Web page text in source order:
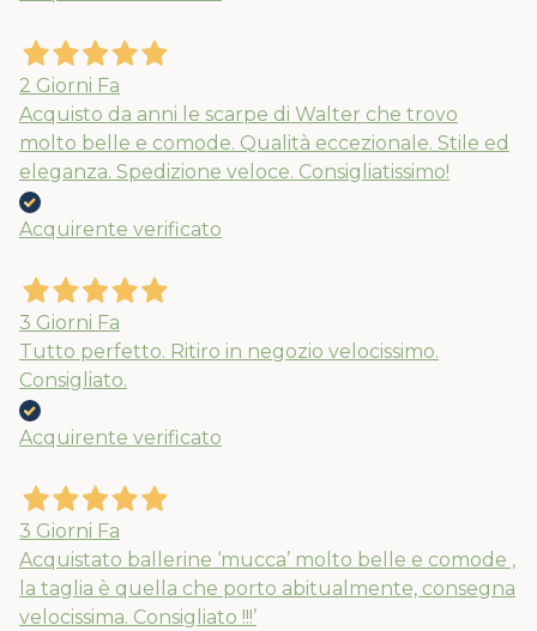
2 Giorni Fa
Acquisto da anni le scarpe di Walter che trovo
molto belle e comode. Qualità eccezionale. Stile ed
eleganza. Spedizione veloce. Consigliatissimo!
Acquirente verificato
3 Giorni Fa
Tutto perfetto. Ritiro in negozio velocissimo.
Consigliato.
Acquirente verificato
3 Giorni Fa
Acquistato ballerine ‘mucca’ molto belle e comode ,
la taglia è quella che porto abitualmente, consegna
velocissima. Consigliato !!!’
Usa il coupon estate10 al checkout per
il 10% extra su spesa minima di 89€. Le
spedizioni ripartiranno dal 24/08